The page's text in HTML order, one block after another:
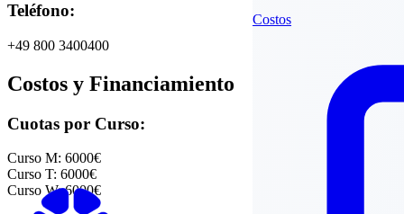
Costos
Teléfono:
+49 800 3400400
Costos y Financiamiento
Cuotas por Curso:
Curso M: 6000€
Curso T: 6000€
Curso W:6000€